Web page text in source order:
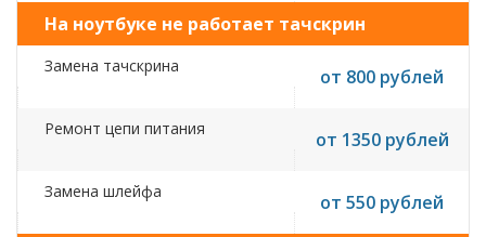
На ноутбуке не работает тачскрин
Замена тачскрина от 800 рублей
Ремонт цепи питания от 1350 рублей
Замена шлейфа от 550 рублей